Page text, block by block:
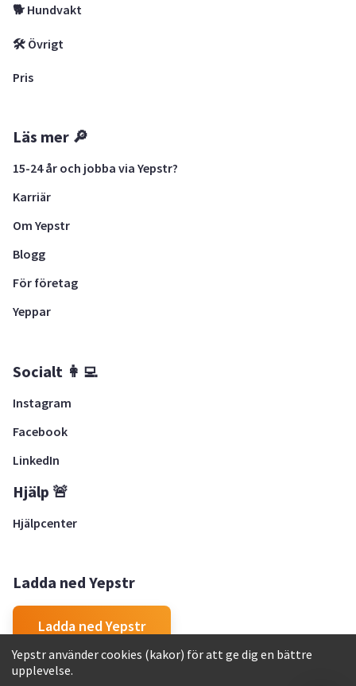
🐕 Hundvakt
🛠 Övrigt
Pris
Läs mer 🔎
15-24 år och jobba via Yepstr?
Karriär
Om Yepstr
Blogg
För företag
Yeppar
Socialt 👩‍💻
Instagram
Facebook
LinkedIn
Hjälp 🚨
Hjälpcenter
Ladda ned Yepstr
Ladda ned Yepstr
Yepstr använder cookies (kakor) för att ge dig en bättre
upplevelse.